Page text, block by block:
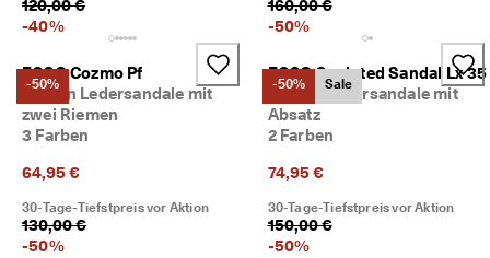
120,00 €
-40%
160,00 €
-50%
-50%
ECCO Cozmo Pf
Damen Ledersandale mit
zwei Riemen
3 Farben
64,95 €
30-Tage-Tiefstpreis vor Aktion
130,00 €
-50%
-50% Sale
ECCO Sculpted Sandal Lx 35
Damen Ledersandale mit
Absatz
2 Farben
74,95 €
30-Tage-Tiefstpreis vor Aktion
150,00 €
-50%